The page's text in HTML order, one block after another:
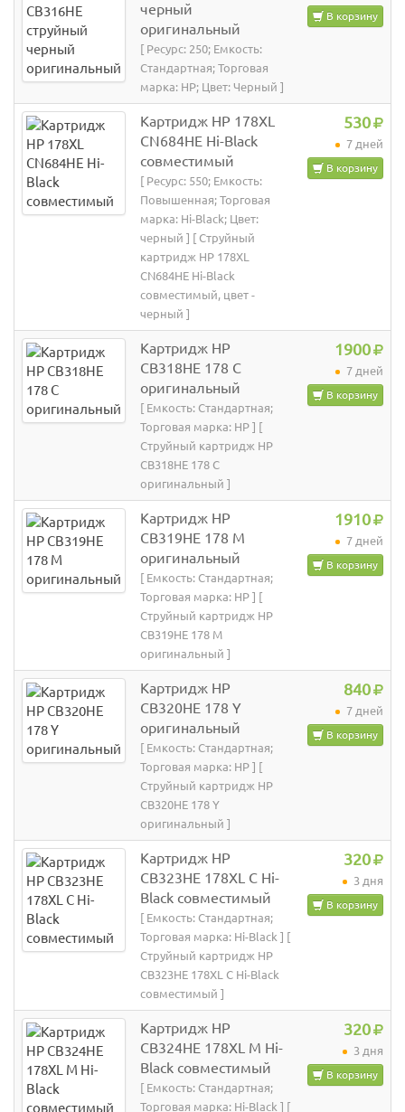
черный
оригинальный
[ Ресурс: 250; Емкость:
Стандартная; Торговая
марка: HP; Цвет: Черный ]
В корзину
Картридж HP 178XL
CN684HE Hi-Black
совместимый
[ Ресурс: 550; Емкость:
Повышенная; Торговая
марка: Hi-Black; Цвет:
черный ] [ Струйный
картридж HP 178XL
CN684HE Hi-Black
совместимый, цвет -
черный ]
530
7 дней
В корзину
Картридж HP
CB318HE 178 C
оригинальный
[ Емкость: Стандартная;
Торговая марка: HP ] [
Струйный картридж HP
CB318HE 178 C
оригинальный ]
1900
7 дней
В корзину
Картридж HP
CB319HE 178 M
оригинальный
[ Емкость: Стандартная;
Торговая марка: HP ] [
Струйный картридж HP
CB319HE 178 M
оригинальный ]
1910
7 дней
В корзину
Картридж HP
CB320HE 178 Y
оригинальный
[ Емкость: Стандартная;
Торговая марка: HP ] [
Струйный картридж HP
CB320HE 178 Y
оригинальный ]
840
7 дней
В корзину
Картридж HP
CB323HE 178XL C Hi-
Black совместимый
[ Емкость: Стандартная;
Торговая марка: Hi-Black ] [
Струйный картридж HP
CB323HE 178XL C Hi-Black
совместимый ]
320
3 дня
В корзину
Картридж HP
CB324HE 178XL M Hi-
Black совместимый
[ Емкость: Стандартная;
Торговая марка: Hi-Black ] [
320
3 дня
В корзину